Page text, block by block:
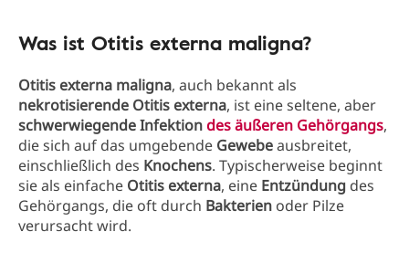
Was ist Otitis externa maligna?
Otitis externa maligna, auch bekannt als
nekrotisierende Otitis externa, ist eine seltene, aber
schwerwiegende Infektiondes äußeren Gehörgangs,
die sich auf das umgebende Gewebeausbreitet,
einschließlich des Knochens. Typischerweise beginnt
sie als einfache Otitis externa, eine Entzündung des
Gehörgangs, die oft durch Bakterien oder Pilze
verursacht wird.